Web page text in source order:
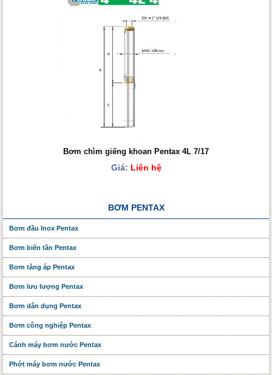
Bơm chìm giếng khoan Pentax 4L 7/17
Giá: Liên hệ
BƠM PENTAX
Bơm đầu Inox Pentax
Bơm biến tần Pentax
Bơm tăng áp Pentax
Bơm lưu lượng Pentax
Bơm dân dụng Pentax
Bơm công nghiệp Pentax
Cánh máy bơm nước Pentax
Phớt máy bơm nước Pentax